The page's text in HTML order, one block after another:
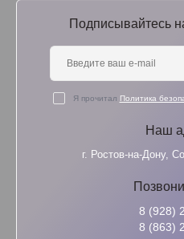
Подписывайтесь
Я прочитал Политика
Наш
г. Ростов-на-Дону,
8 (928)
8 (863)